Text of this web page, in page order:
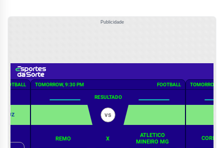
Publicidade